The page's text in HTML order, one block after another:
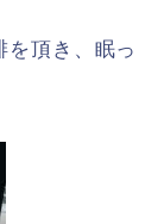
を頂き、眠っ